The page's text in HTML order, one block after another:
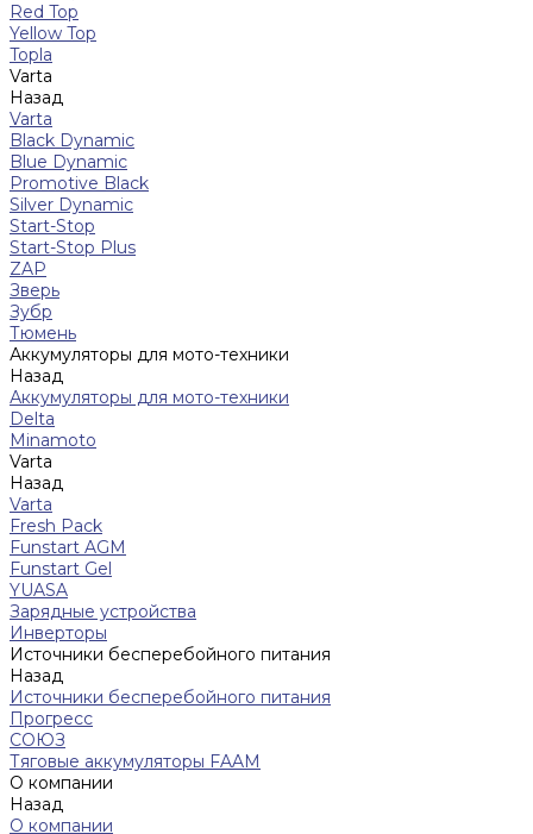
Red Top
Yellow Top
Topla
Varta
Назад
Varta
Black Dynamic
Blue Dynamic
Promotive Black
Silver Dynamic
Start-Stop
Start-Stop Plus
ZAP
Зверь
Зубр
Тюмень
Аккумуляторы для мото-техники
Назад
Аккумуляторы для мото-техники
Delta
Minamoto
Varta
Назад
Varta
Fresh Pack
Funstart AGM
Funstart Gel
YUASA
Зарядные устройства
Инверторы
Источники бесперебойного питания
Назад
Источники бесперебойного питания
Прогресс
СОЮЗ
Тяговые аккумуляторы FAAM
О компании
Назад
О компании